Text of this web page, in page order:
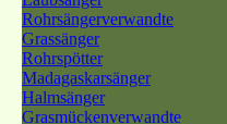
Rohrsängerverwandte
Grassänger
Rohrspötter
Madagaskarsänger
Halmsänger
Grasmückenverwandte